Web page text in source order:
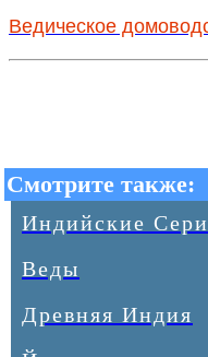
Ведическое
Смотрите также:
Индийские
Веды
Древняя Индия